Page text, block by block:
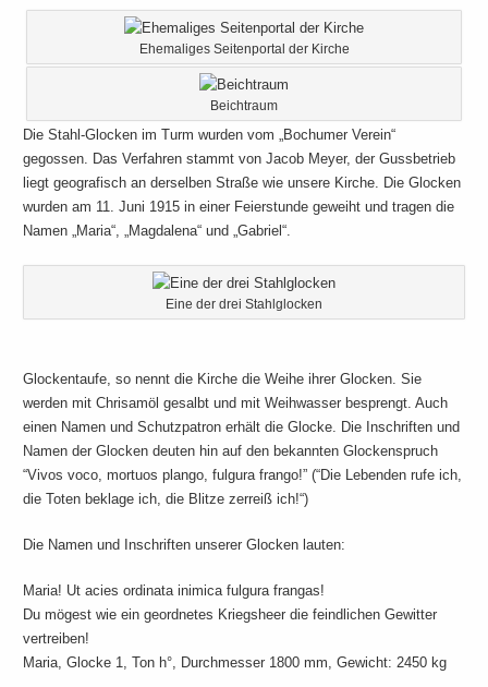
Ehemaliges Seitenportal der Kirche
Beichtraum
Die Stahl-Glocken im Turm wurden vom „Bochumer Verein“
gegossen. Das Verfahren stammt von Jacob Meyer, der Gussbetrieb
liegt geografisch an derselben Straße wie unsere Kirche. Die Glocken
wurden am 11. Juni 1915 in einer Feierstunde geweiht und tragen die
Namen „Maria“, „Magdalena“ und „Gabriel“.
Eine der drei Stahlglocken
Glockentaufe, so nennt die Kirche die Weihe ihrer Glocken. Sie
werden mit Chrisamöl gesalbt und mit Weihwasser besprengt. Auch
einen Namen und Schutzpatron erhält die Glocke. Die Inschriften und
Namen der Glocken deuten hin auf den bekannten Glockenspruch
“Vivos voco, mortuos plango, fulgura frango!” (“Die Lebenden rufe ich,
die Toten beklage ich, die Blitze zerreiß ich!“)
Die Namen und Inschriften unserer Glocken lauten:
Maria! Ut acies ordinata inimica fulgura frangas!
Du mögest wie ein geordnetes Kriegsheer die feindlichen Gewitter
vertreiben!
Maria, Glocke 1, Ton h°, Durchmesser 1800 mm, Gewicht: 2450 kg